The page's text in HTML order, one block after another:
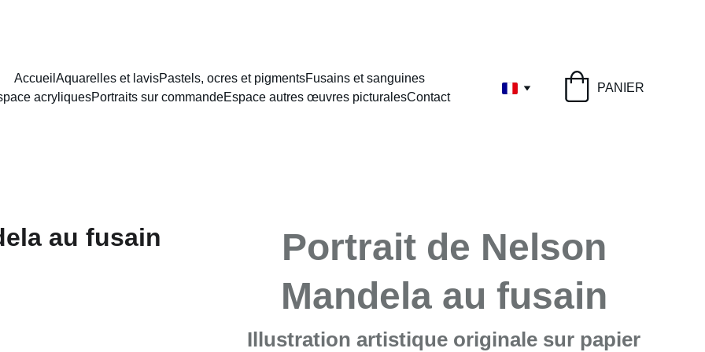
Accueil Aquarelles et lavisPastels, ocres et pigmentsFusains et sanguines
acryliquesPortraits sur commandeEspace autres œuvres picturalesContact
PANIER
Portrait de Nelson
Mandela au fusain
Illustration artistique originale sur papier